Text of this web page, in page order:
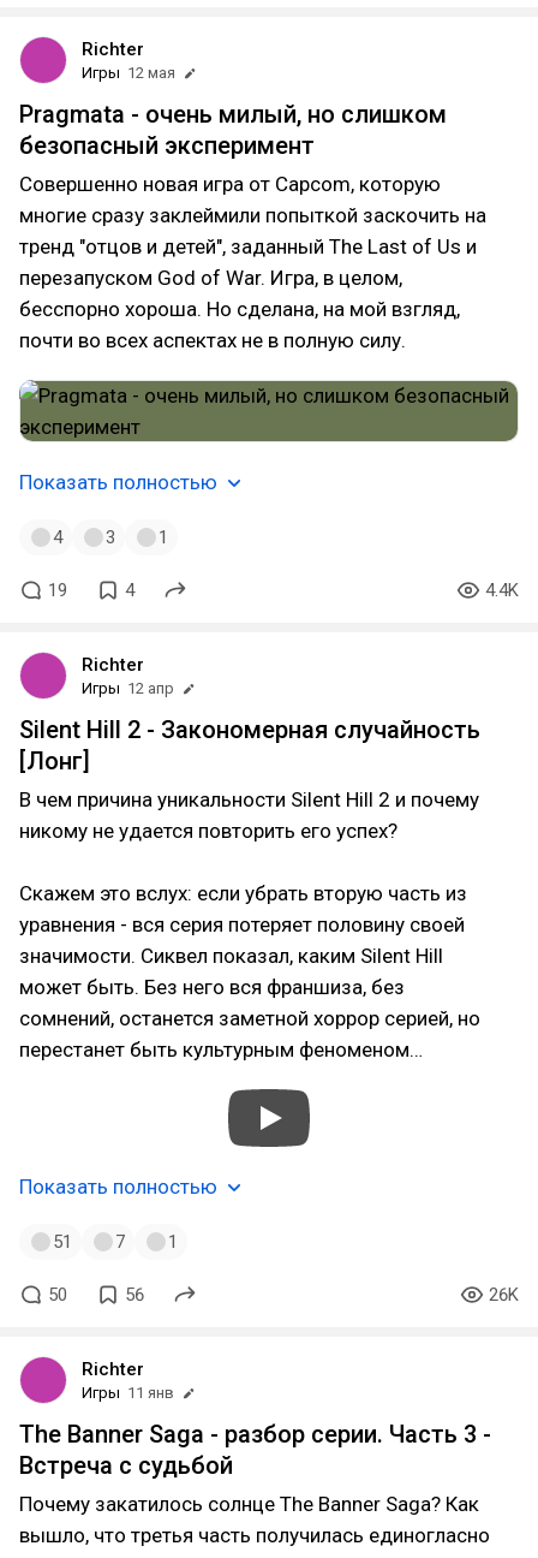
(по крайней мере для меня), этим и цепляла и по
поводу продолжения таки да, оно
стал между ним, Mass Effect 2 и DA: Origins - одно
надо было убрать и как бы мне лично не было
жаль, Bioware сделали правильный выбор каким
бы замечательным в теории продолжение не
вышло, оно никогда не добилось бы успехов
оставшихся двух проектов
Richter
Игры 12 мая
Pragmata - очень милый, но слишком
безопасный эксперимент
Совершенно новая игра от Capcom, которую
многие сразу заклеймили попыткой заскочить на
тренд "отцов и детей", заданный The Last of Us и
перезапуском God of War. Игра, в целом,
бесспорно хороша. Но сделана, на мой взгляд,
почти во всех аспектах не в полную силу.
Показать полностью
4 3 1
19 4 4.4K
Richter
Игры 12 апр
Silent Hill 2 - Закономерная случайность
[Лонг]
В чем причина уникальности Silent Hill 2 и почему
никому не удается повторить его успех?
Скажем это вслух: если убрать вторую часть из
уравнения - вся серия потеряет половину своей
значимости. Сиквел показал, каким Silent Hill
может быть. Без него вся франшиза, без
сомнений, останется заметной хоррор серией, но
перестанет быть культурным феноменом…
Показать полностью
51 7 1
50 56 26K
Richter
Игры 11 янв
The Banner Saga - разбор серии. Часть 3 -
Встреча с судьбой
Почему закатилось солнце The Banner Saga? Как
вышло, что третья часть получилась единогласно